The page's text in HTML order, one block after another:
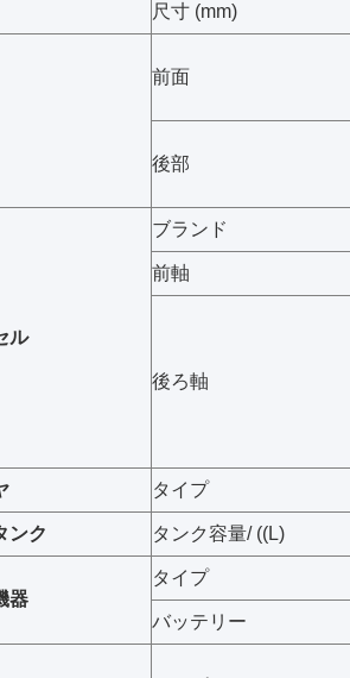
尺寸 (mm)
前面
後部
ル
ブランド
前軸
後ろ軸
タイプ
ンク タンク容量/ ((L)
器
タイプ
バッテリー